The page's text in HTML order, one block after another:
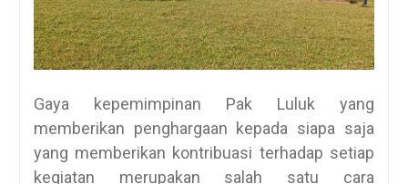
Gaya kepemimpinan Pak Luluk yang
memberikan penghargaan kepada siapa saja
yang memberikan kontribuasi terhadap setiap
kegiatan merupakan salah satu cara